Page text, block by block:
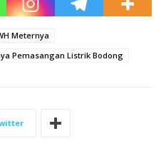
Meternya
Pemasangan Listrik Bodong